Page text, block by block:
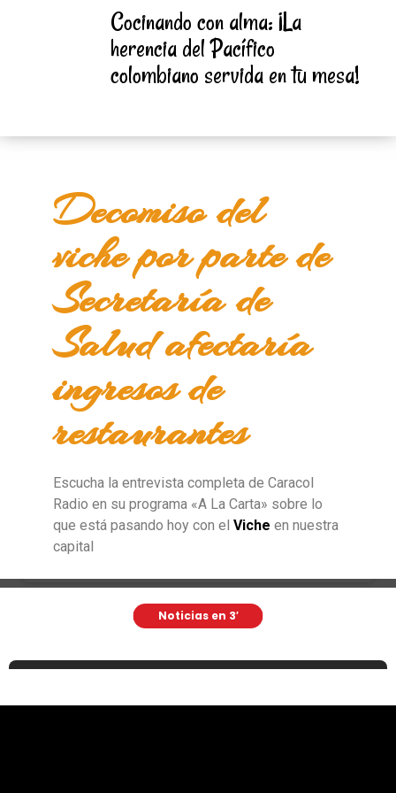
Cocinando con alma: ¡La
herencia del Pacífico
colombiano servida en tu mesa!
Decomiso del
viche por parte de
Secretaría de
Salud afectaría
ingresos de
restaurantes
Escucha la entrevista completa de Caracol
Radio en su programa «A La Carta» sobre lo
que está pasando hoy con el Viche en nuestra
capital